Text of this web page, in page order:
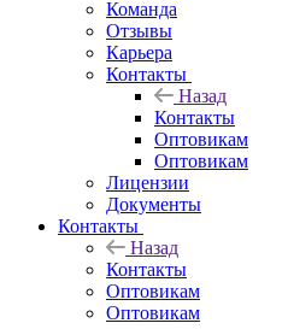
Команда
Отзывы
Карьера
Контакты
Назад
Контакты
Оптовикам
Оптовикам
Лицензии
Документы
Контакты
Назад
Контакты
Оптовикам
Оптовикам